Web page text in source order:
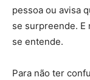
pessoa ou avisa
se surpreende. E
se entende.
Para não ter